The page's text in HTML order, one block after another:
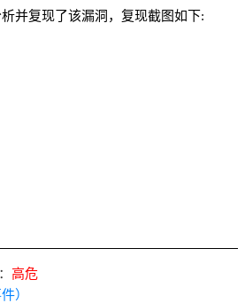
并复现了该漏洞，复现截图如下:
高危
）